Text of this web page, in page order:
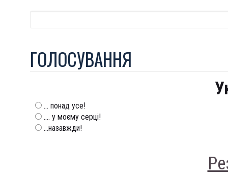
ГОЛОСУВАННЯ
... понад усе!
.... у моєму серці!
...назавжди!